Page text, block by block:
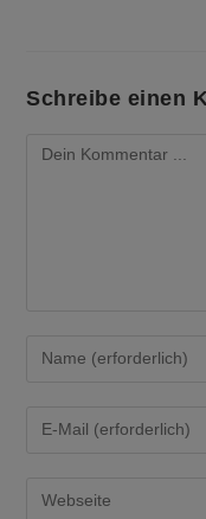
Schreibe einen
deinen
Benutzernamen
ein
deine
Adresse
deine